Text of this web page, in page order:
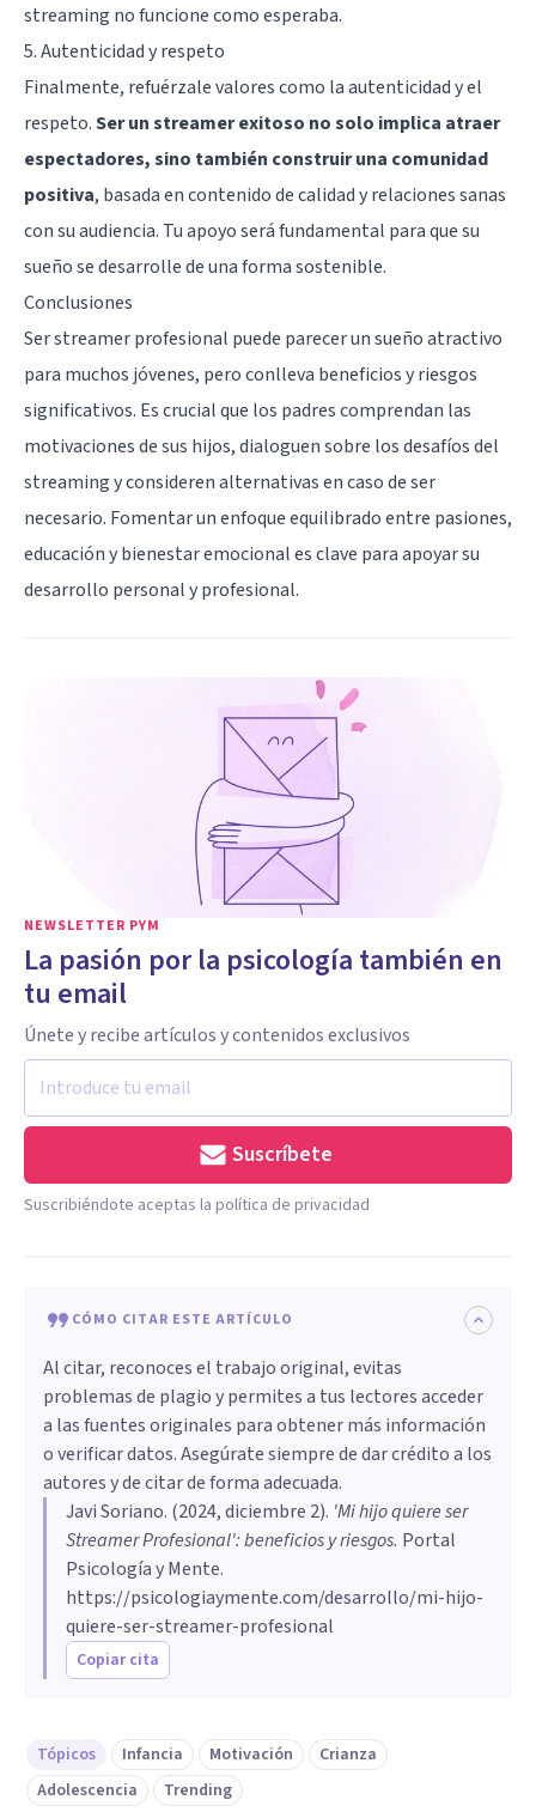
streaming no funcione como esperaba.
5. Autenticidad y respeto
Finalmente, refuérzale valores como la autenticidad y el
respeto.Ser un streamer exitoso no solo implica atraer
espectadores, sino también construir una comunidad
positiva, basada en contenido de calidad y relaciones sanas
con su audiencia. Tu apoyo será fundamental para que su
sueño se desarrolle de una forma sostenible.
Conclusiones
Ser streamer profesional puede parecer un sueño atractivo
para muchos jóvenes, pero conlleva beneficios y riesgos
significativos. Es crucial que los padres comprendan las
motivaciones de sus hijos, dialoguen sobre los desafíos del
streaming y consideren alternativas en caso de ser
necesario. Fomentar un enfoque equilibrado entre pasiones,
educación y bienestar emocional es clave para apoyar su
desarrollo personal y profesional.
NEWSLETTER PYM
La pasión por la psicología también en
tu email
Únete y recibe artículos y contenidos exclusivos
Suscríbete
Suscribiéndote aceptas la política de privacidad
CÓMO CITAR ESTE ARTÍCULO
Al citar, reconoces el trabajo original, evitas
problemas de plagio y permites a tus lectores acceder
a las fuentes originales para obtener más información
o verificar datos. Asegúrate siempre de dar crédito a los
autores y de citar de forma adecuada.
Javi Soriano. (2024, diciembre 2). 'Mi hijo quiere ser
Streamer Profesional': beneficios y riesgos. Portal
Psicología y Mente.
https://psicologiaymente.com/desarrollo/mi-hijo-
quiere-ser-streamer-profesional
Copiar cita
Tópicos Infancia Motivación
Crianza
Adolescencia
Trending